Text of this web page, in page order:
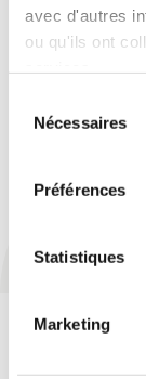
avec d'autres
ou qu'ils ont
Nécessaires
Préférences
Statistiques
Marketing